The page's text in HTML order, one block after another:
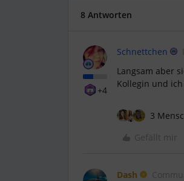
8 Antworten
+4
Schnettchen
Langsam aber
Kollegin und
3
Gefällt mir
Dash